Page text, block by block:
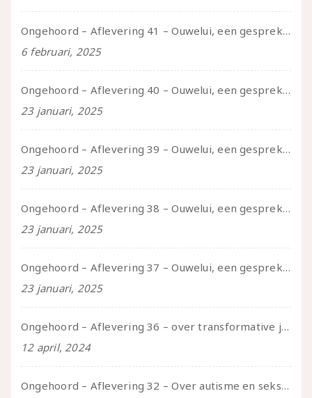
Ongehoord – Aflevering 41 – Ouwelui, een gesprek met Marcelle over polyamorie op latere leeftijd, (mantel)zorg voor je partners en seksueel plezier.
6 februari, 2025
Ongehoord – Aflevering 40 – Ouwelui, een gesprek met Sadie Lune over vormende relaties en de geschiedenis van de queer pornobeweging
23 januari, 2025
Ongehoord – Aflevering 39 – Ouwelui, een gesprek met Pepijn en Ivo over hun regenbooggezin, eigenzinnig ouder worden en Cruise Control
23 januari, 2025
Ongehoord – Aflevering 38 – Ouwelui, een gesprek met vreer over behoefte aan geborgenheid en het behouden van je idealen
23 januari, 2025
Ongehoord – Aflevering 37 – Ouwelui, een gesprek met non over seksualiteit, transitie en ageism
23 januari, 2025
Ongehoord – Aflevering 36 – over transformative justice – in gesprek met Ella en carson
12 april, 2024
Ongehoord – Aflevering 32 – Over autisme en seksualiteit – in gesprek met Roos Reijbroek